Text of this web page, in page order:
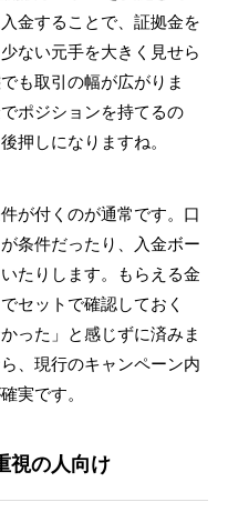
金することで、証拠金を
ない元手を大きく見せら
も取引の幅が広がりま
ポジションを持てるの
押しになりますね。
が付くのが通常です。口
条件だったり、入金ボー
たりします。もらえる金
セットで確認しておく
った」と感じずに済みま
、現行のキャンペーン内
実です。
視の人向け